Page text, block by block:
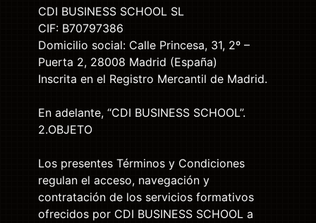
CDI BUSINESS SCHOOL SL
CIF: B70797386
Domicilio social: Calle Princesa, 31, 2º –
Puerta 2, 28008 Madrid (España)
Inscrita en el Registro Mercantil de Madrid.
En adelante, “CDI BUSINESS SCHOOL”.
2.OBJETO
Los presentes Términos y Condiciones
regulan el acceso, navegación y
contratación de los servicios formativos
ofrecidos por CDI BUSINESS SCHOOL a